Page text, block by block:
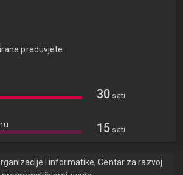
preduvjete
30 sati
15 sati
i informatike, Centar za razvoj